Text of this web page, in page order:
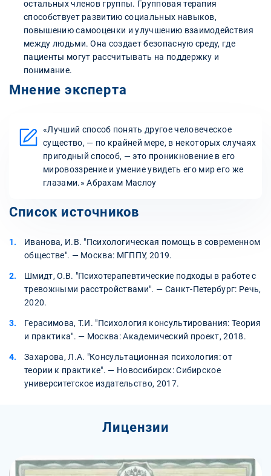
остальных членов группы. Групповая терапия
способствует развитию социальных навыков,
повышению самооценки и улучшению взаимодействия
между людьми. Она создает безопасную среду, где
пациенты могут рассчитывать на поддержку и
понимание.
Мнение эксперта
«Лучший способ понять другое человеческое
существо, — по крайней мере, в некоторых случаях
пригодный способ, — это проникновение в его
мировоззрение и умение увидеть его мир его же
глазами.» Абрахам Маслоу
Список источников
Иванова, И.В. "Психологическая помощь в современном
обществе". — Москва: МГППУ, 2019.
Шмидт, О.В. "Психотерапевтические подходы в работе с
тревожными расстройствами". — Санкт-Петербург: Речь,
2020.
Герасимова, Т.И. "Психология консультирования: Теория
и практика". — Москва: Академический проект, 2018.
Захарова, Л.А. "Консультационная психология: от
теории к практике". — Новосибирск: Сибирское
университетское издательство, 2017.
Лицензии